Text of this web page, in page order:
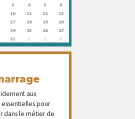
3 4 5
6
10 11 12
13
17 18 19
20
24 25 26
27
31 1 2 3
aux
pour
dans le métier de